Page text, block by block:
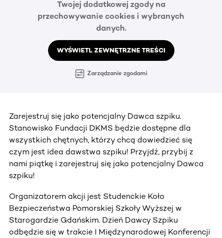
Twojej dodatkowej zgody na
przechowywanie cookies i wybranych
danych.
WYŚWIETL ZEWNĘTRZNE TREŚCI
Zarządzanie zgodami
Zarejestruj się jako potencjalny Dawca szpiku.
Stanowisko Fundacji DKMS będzie dostępne dla
wszystkich chętnych, którzy chcą dowiedzieć się
czym jest idea dawstwa szpiku! Przyjdź, przybij z
nami piątkę i zarejestruj się jako potencjalny Dawca
szpiku!
Organizatorem akcji jest Studenckie Koło
Bezpieczeństwa Pomorskiej Szkoły Wyższej w
Starogardzie Gdańskim. Dzień Dawcy Szpiku
odbędzie się w trakcie I Międzynarodowej Konferencji